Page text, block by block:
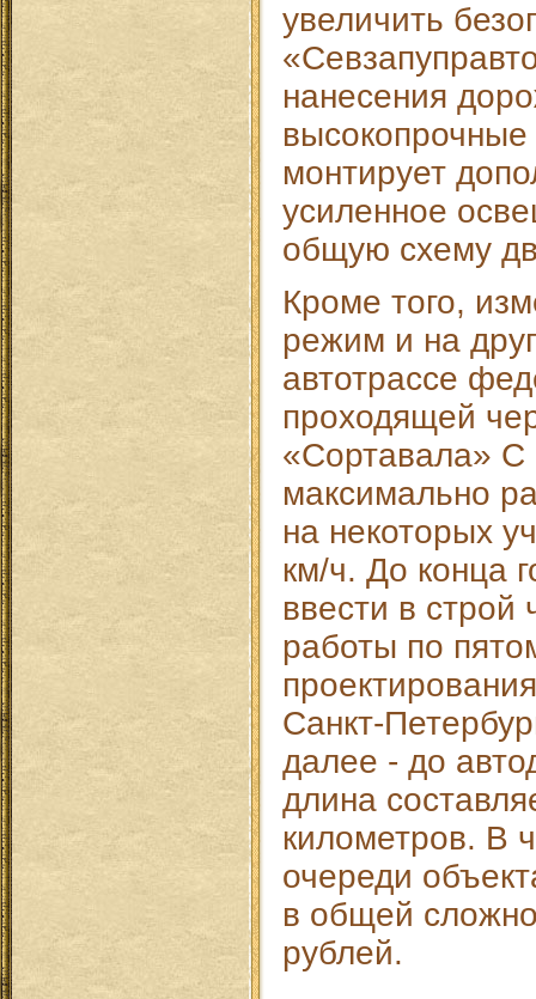
увеличить
нанесения
монтирует
усиленное
общую схему
Кроме того,
режим и на
автотрассе
проходящей
«Сортавала» С
максимально
на некоторых
км/ч. До конца
ввести в строй
работы по
Санкт-
далее - до
длина
километров. В
очереди
в общей
рублей.